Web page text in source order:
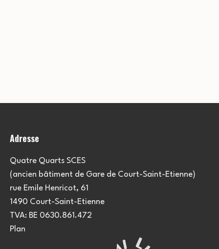
Adresse
Quatre Quarts SCES
(ancien bâtiment de Gare de Court-Saint-Etienne)
rue Emile Henricot, 61
1490 Court-Saint-Etienne
TVA: BE 0630.861.472
Plan